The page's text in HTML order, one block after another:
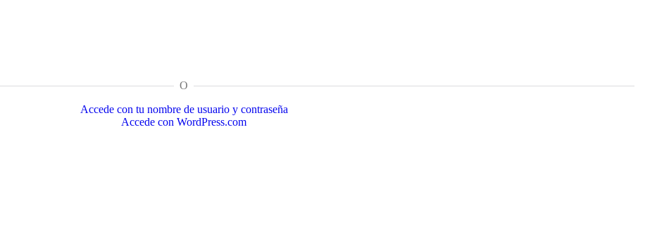
O
Accede con tu nombre de usuario y contraseña
Accede con WordPress.com